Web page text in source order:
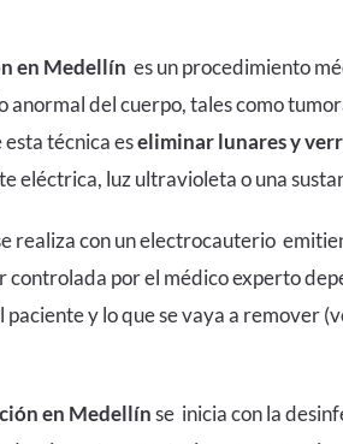
en Medellín esun procedimiento
del cuerpo, tales como
técnica eseliminar lunares y
eléctrica, luz ultravioleta o una
realiza con un electrocauterio
controlada por el médico experto
paciente y lo que se vaya a remover
en Medellínse inicia con la